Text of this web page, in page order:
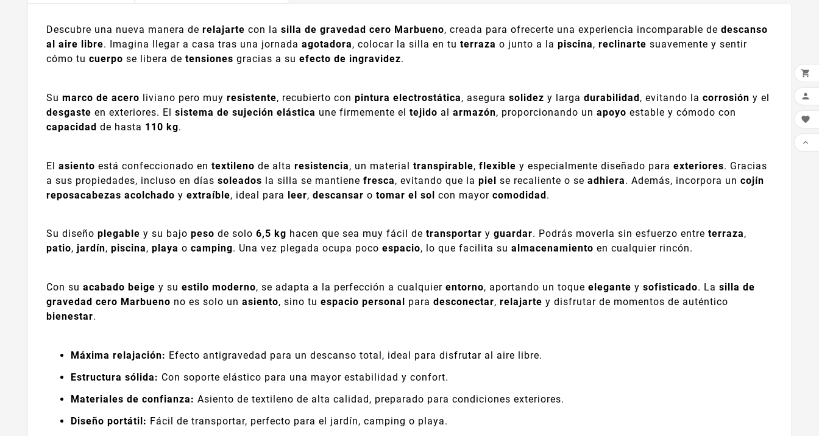
Descubre una nueva manera de relajarte con la silla de gravedad cero Marbueno, creada para ofrecerte una experiencia incomparable de descanso
al aire libre. Imagina llegar a casa tras una jornada agotadora, colocar la silla en tu terraza o junto a la piscina, reclinarte suavemente y sentir
cómo tu cuerpo se libera de tensiones gracias a su efecto de ingravidez.
Su marco de acero liviano pero muy resistente, recubierto con pintura electrostática, asegura solidez y larga durabilidad, evitando la corrosión y el
desgaste en exteriores. El sistema de sujeción elástica une firmemente el tejido al armazón, proporcionando un apoyo estable y cómodo con
capacidad de hasta 110 kg.
El asiento está confeccionado en textileno de alta resistencia, un material transpirable, flexible y especialmente diseñado para exteriores. Gracias
a sus propiedades, incluso en días soleados la silla se mantiene fresca, evitando que la piel se recaliente o se adhiera. Además, incorpora un cojín
reposacabezas acolchado y extraíble, ideal para leer, descansar o tomar el sol con mayor comodidad.
Su diseño plegable y su bajo peso de solo 6,5 kg hacen que sea muy fácil de transportar y guardar. Podrás moverla sin esfuerzo entre terraza,
patio, jardín, piscina, playa o camping. Una vez plegada ocupa poco espacio, lo que facilita su almacenamiento en cualquier rincón.
Con su acabado beige y su estilo moderno, se adapta a la perfección a cualquier entorno, aportando un toque elegante y sofisticado. La silla de
gravedad cero Marbueno no es solo un asiento, sino tu espacio personal para desconectar, relajarte y disfrutar de momentos de auténtico
bienestar.
Máxima relajación: Efecto antigravedad para un descanso total, ideal para disfrutar al aire libre.
Estructura sólida: Con soporte elástico para una mayor estabilidad y confort.
Materiales de confianza: Asiento de textileno de alta calidad, preparado para condiciones exteriores.
Diseño portátil: Fácil de transportar, perfecto para el jardín, camping o playa.



